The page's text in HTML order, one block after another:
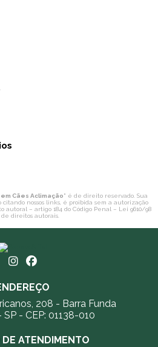
Cães Aclimação" é de direito reservado. Sua
nossos links, é proibida sem a autorização
autoral – artigo 184 do Código Penal – Lei 9610/98
direitos autorais.
208 - Barra Funda
- CEP: 01138-010
DE ATENDIMENTO